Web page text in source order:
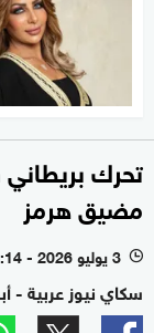
تحرك
مضيق هرمز
l 3 يوليو 2026 - 23:14 بتوقيت أبوظبي
سكاي نيوز عربية -